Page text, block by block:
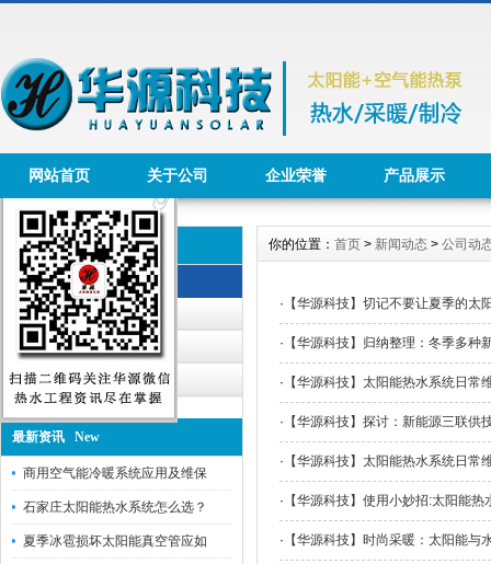
网站首页 关于公司 企业荣誉 产品展示
新闻动态 News
公司动态
行业资讯
华源公告
工程报道
最新资讯 New
商用空气能冷暖系统应用及维保
石家庄太阳能热水系统怎么选？
夏季冰雹损坏太阳能真空管应如
你的位置： 首页 > 新闻动态 > 公司动
· 【华源科技】切记不要让夏季的太
· 【华源科技】归纳整理：冬季多种
· 【华源科技】太阳能热水系统日常
· 【华源科技】探讨：新能源三联供
· 【华源科技】太阳能热水系统日常
· 【华源科技】使用小妙招:太阳能热
· 【华源科技】时尚采暖：太阳能与